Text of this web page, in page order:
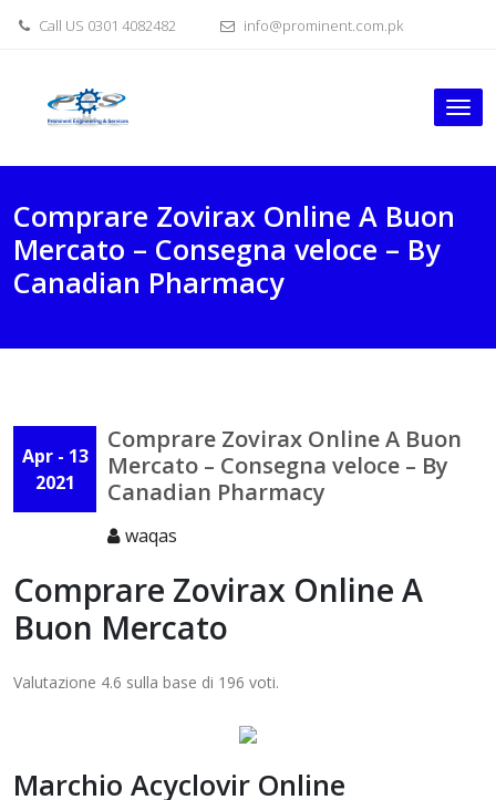
Call US 0301 4082482 info@prominent.com.pk
Comprare Zovirax Online A Buon
Mercato – Consegna veloce – By
Canadian Pharmacy
Apr - 13
2021
Comprare Zovirax Online A Buon
Mercato – Consegna veloce – By
Canadian Pharmacy
waqas
Comprare Zovirax Online A
Buon Mercato
Valutazione 4.6 sulla base di 196 voti.
Marchio Acyclovir Online